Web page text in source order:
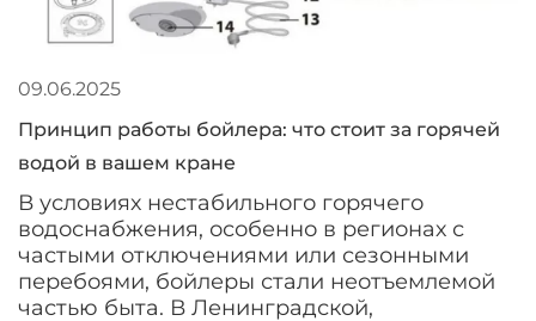
09.06.2025
Принцип работы бойлера: что стоит за горячей
водой в вашем кране
В условиях нестабильного горячего
водоснабжения, особенно в регионах с
частыми отключениями или сезонными
перебоями, бойлеры стали неотъемлемой
частью быта. В Ленинградской,